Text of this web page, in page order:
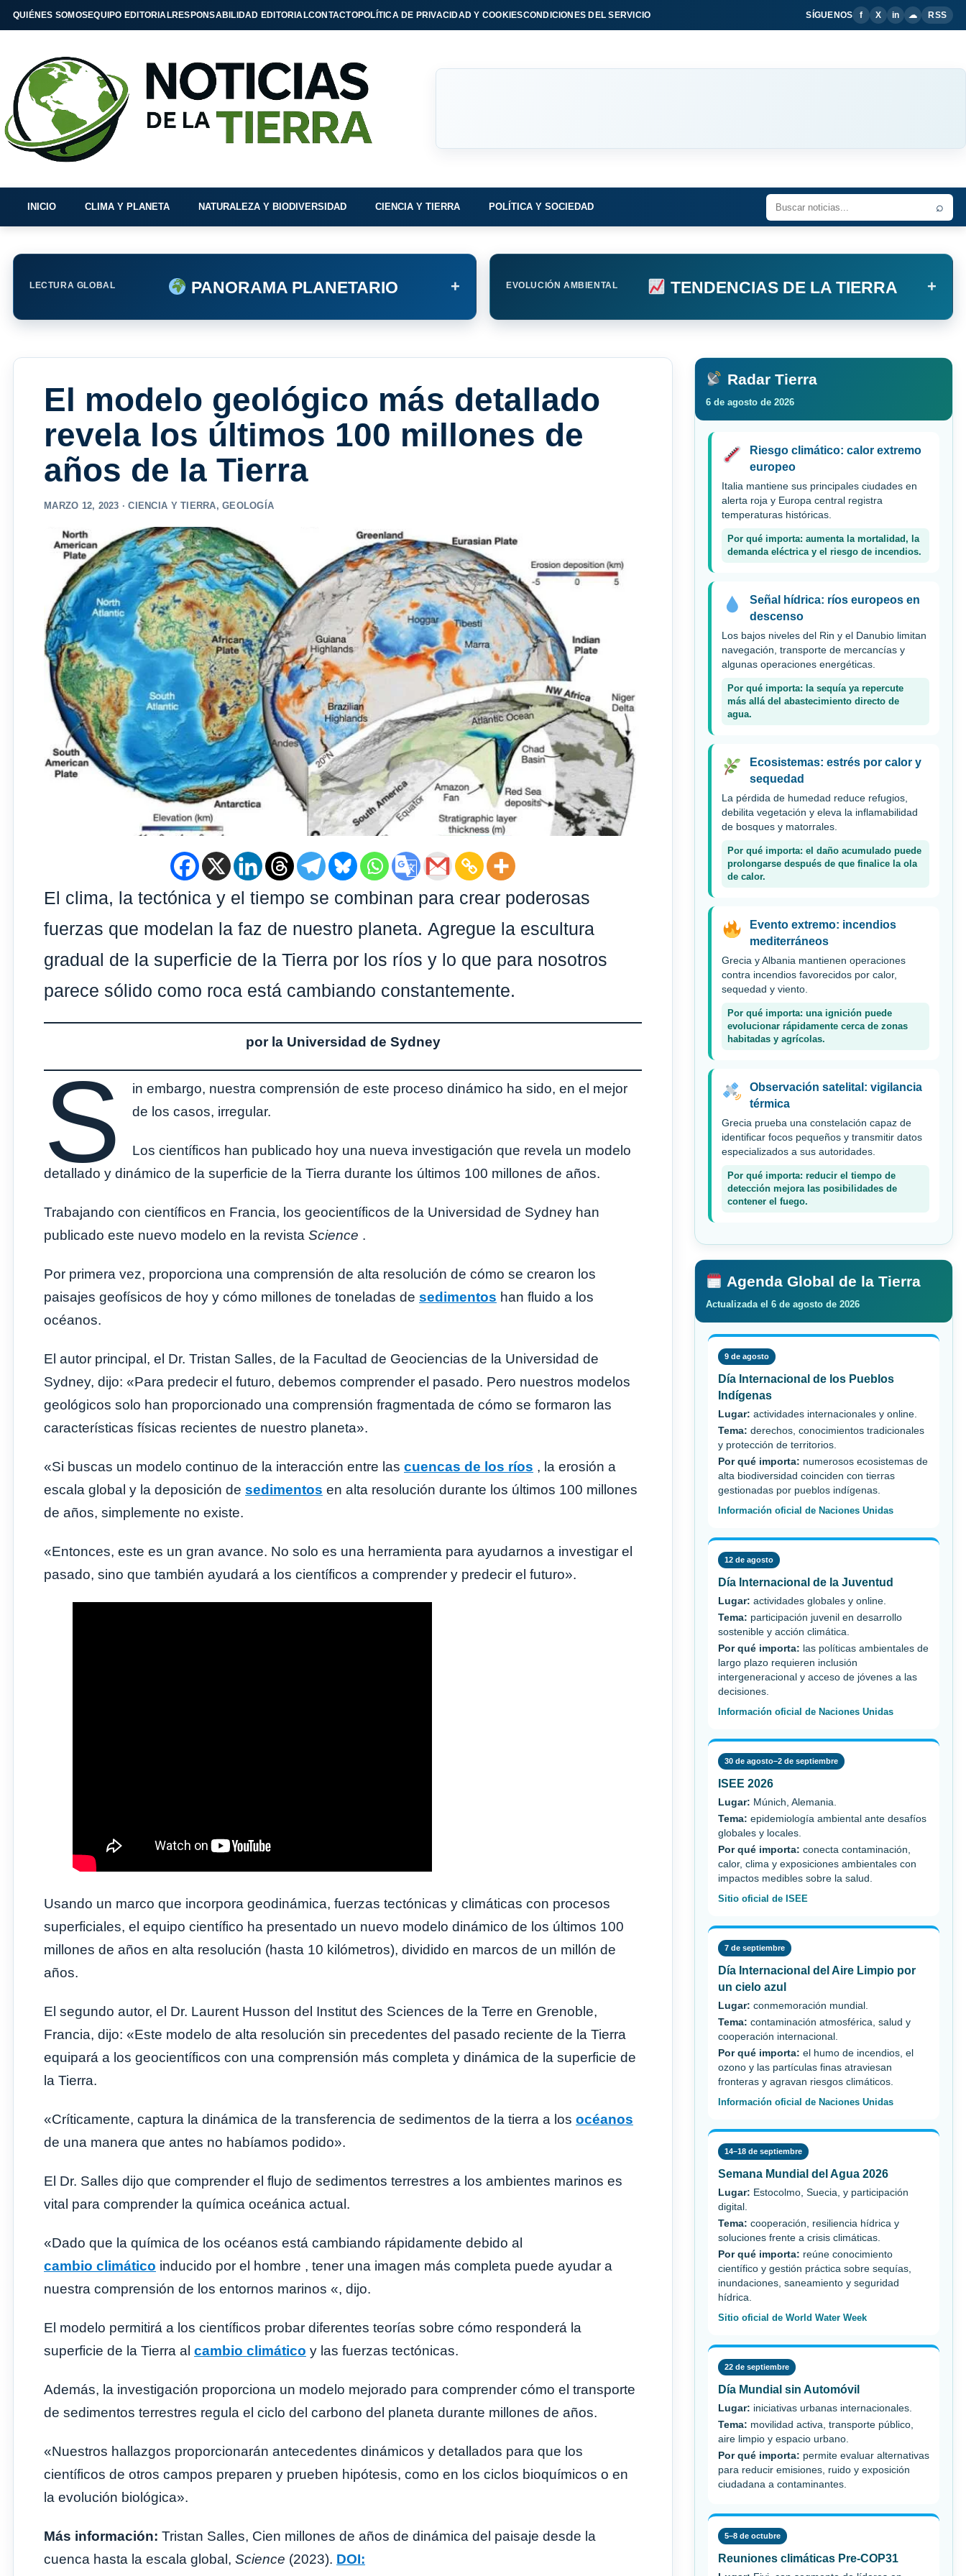
QUIÉNES SOMOSEQUIPO EDITORIALRESPONSABILIDAD EDITORIALCONTACTOPOLÍTICA DE PRIVACIDAD Y COOKIESCONDICIONES DEL SERVICIO SÍGUENOS f X in ☁ RSS
INICIO CLIMA Y PLANETA NATURALEZA Y BIODIVERSIDAD CIENCIA Y TIERRA POLÍTICA Y SOCIEDAD ⌕
LECTURA GLOBAL PANORAMA PLANETARIO + EVOLUCIÓN AMBIENTAL TENDENCIAS DE LA TIERRA +
El modelo geológico más detallado
revela los últimos 100 millones de
años de la Tierra
MARZO 12, 2023 ·CIENCIA Y TIERRA,GEOLOGÍA
El clima, la tectónica y el tiempo se combinan para crear poderosas
fuerzas que modelan la faz de nuestro planeta. Agregue la escultura
gradual de la superficie de la Tierra por los ríos y lo que para nosotros
parece sólido como roca está cambiando constantemente.
por la Universidad de Sydney
S
in embargo, nuestra comprensión de este proceso dinámico ha sido, en el mejor
de los casos, irregular.
Los científicos han publicado hoy una nueva investigación que revela un modelo
detallado y dinámico de la superficie de la Tierra durante los últimos 100 millones de años.
Trabajando con científicos en Francia, los geocientíficos de la Universidad de Sydney han
publicado este nuevo modelo en la revista Science .
Por primera vez, proporciona una comprensión de alta resolución de cómo se crearon los
paisajes geofísicos de hoy y cómo millones de toneladas de sedimentos han fluido a los
océanos.
El autor principal, el Dr. Tristan Salles, de la Facultad de Geociencias de la Universidad de
Sydney, dijo: «Para predecir el futuro, debemos comprender el pasado. Pero nuestros modelos
geológicos solo han proporcionado una comprensión fragmentada de cómo se formaron las
características físicas recientes de nuestro planeta».
«Si buscas un modelo continuo de la interacción entre las cuencas de los ríos , la erosión a
escala global y la deposición de sedimentos en alta resolución durante los últimos 100 millones
de años, simplemente no existe.
«Entonces, este es un gran avance. No solo es una herramienta para ayudarnos a investigar el
pasado, sino que también ayudará a los científicos a comprender y predecir el futuro».
Usando un marco que incorpora geodinámica, fuerzas tectónicas y climáticas con procesos
superficiales, el equipo científico ha presentado un nuevo modelo dinámico de los últimos 100
millones de años en alta resolución (hasta 10 kilómetros), dividido en marcos de un millón de
años.
El segundo autor, el Dr. Laurent Husson del Institut des Sciences de la Terre en Grenoble,
Francia, dijo: «Este modelo de alta resolución sin precedentes del pasado reciente de la Tierra
equipará a los geocientíficos con una comprensión más completa y dinámica de la superficie de
la Tierra.
«Críticamente, captura la dinámica de la transferencia de sedimentos de la tierra a los océanos
de una manera que antes no habíamos podido».
El Dr. Salles dijo que comprender el flujo de sedimentos terrestres a los ambientes marinos es
vital para comprender la química oceánica actual.
«Dado que la química de los océanos está cambiando rápidamente debido al
cambio climático inducido por el hombre , tener una imagen más completa puede ayudar a
nuestra comprensión de los entornos marinos «, dijo.
El modelo permitirá a los científicos probar diferentes teorías sobre cómo responderá la
superficie de la Tierra al cambio climático y las fuerzas tectónicas.
Además, la investigación proporciona un modelo mejorado para comprender cómo el transporte
de sedimentos terrestres regula el ciclo del carbono del planeta durante millones de años.
«Nuestros hallazgos proporcionarán antecedentes dinámicos y detallados para que los
científicos de otros campos preparen y prueben hipótesis, como en los ciclos bioquímicos o en
la evolución biológica».
Más información: Tristan Salles, Cien millones de años de dinámica del paisaje desde la
cuenca hasta la escala global, Science (2023). DOI:
Radar Tierra
6 de agosto de 2026
Riesgo climático: calor extremo
europeo
Italia mantiene sus principales ciudades en
alerta roja y Europa central registra
temperaturas históricas.
Por qué importa: aumenta la mortalidad, la
demanda eléctrica y el riesgo de incendios.
Señal hídrica: ríos europeos en
descenso
Los bajos niveles del Rin y el Danubio limitan
navegación, transporte de mercancías y
algunas operaciones energéticas.
Por qué importa: la sequía ya repercute
más allá del abastecimiento directo de
agua.
Ecosistemas: estrés por calor y
sequedad
La pérdida de humedad reduce refugios,
debilita vegetación y eleva la inflamabilidad
de bosques y matorrales.
Por qué importa: el daño acumulado puede
prolongarse después de que finalice la ola
de calor.
Evento extremo: incendios
mediterráneos
Grecia y Albania mantienen operaciones
contra incendios favorecidos por calor,
sequedad y viento.
Por qué importa: una ignición puede
evolucionar rápidamente cerca de zonas
habitadas y agrícolas.
Observación satelital: vigilancia
térmica
Grecia prueba una constelación capaz de
identificar focos pequeños y transmitir datos
especializados a sus autoridades.
Por qué importa: reducir el tiempo de
detección mejora las posibilidades de
contener el fuego.
Agenda Global de la Tierra
Actualizada el 6 de agosto de 2026
9 de agosto
Día Internacional de los Pueblos
Indígenas
Lugar: actividades internacionales y online.
Tema: derechos, conocimientos tradicionales
y protección de territorios.
Por qué importa: numerosos ecosistemas de
alta biodiversidad coinciden con tierras
gestionadas por pueblos indígenas.
Información oficial de Naciones Unidas
12 de agosto
Día Internacional de la Juventud
Lugar: actividades globales y online.
Tema: participación juvenil en desarrollo
sostenible y acción climática.
Por qué importa: las políticas ambientales de
largo plazo requieren inclusión
intergeneracional y acceso de jóvenes a las
decisiones.
Información oficial de Naciones Unidas
30 de agosto–2 de septiembre
ISEE 2026
Lugar: Múnich, Alemania.
Tema: epidemiología ambiental ante desafíos
globales y locales.
Por qué importa: conecta contaminación,
calor, clima y exposiciones ambientales con
impactos medibles sobre la salud.
Sitio oficial de ISEE
7 de septiembre
Día Internacional del Aire Limpio por
un cielo azul
Lugar: conmemoración mundial.
Tema: contaminación atmosférica, salud y
cooperación internacional.
Por qué importa: el humo de incendios, el
ozono y las partículas finas atraviesan
fronteras y agravan riesgos climáticos.
Información oficial de Naciones Unidas
14–18 de septiembre
Semana Mundial del Agua 2026
Lugar: Estocolmo, Suecia, y participación
digital.
Tema: cooperación, resiliencia hídrica y
soluciones frente a crisis climáticas.
Por qué importa: reúne conocimiento
científico y gestión práctica sobre sequías,
inundaciones, saneamiento y seguridad
hídrica.
Sitio oficial de World Water Week
22 de septiembre
Día Mundial sin Automóvil
Lugar: iniciativas urbanas internacionales.
Tema: movilidad activa, transporte público,
aire limpio y espacio urbano.
Por qué importa: permite evaluar alternativas
para reducir emisiones, ruido y exposición
ciudadana a contaminantes.
5–8 de octubre
Reuniones climáticas Pre-COP31